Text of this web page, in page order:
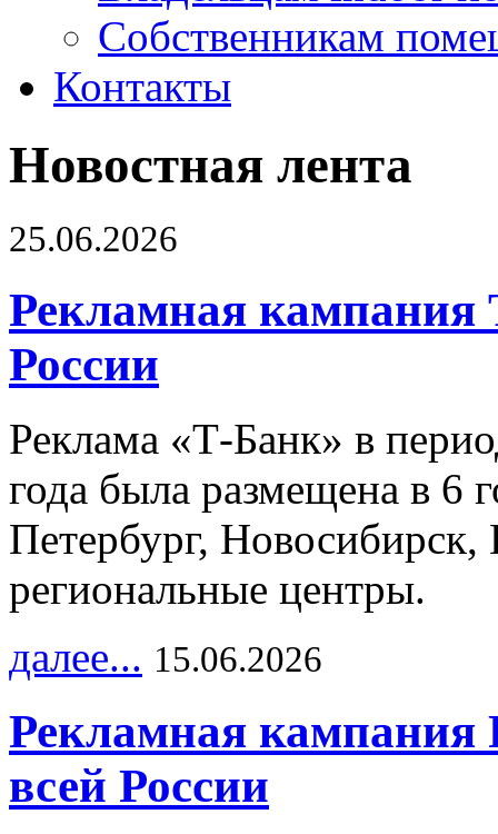
Собственникам
Контакты
Новостная лента
25.06.2026
Рекламная кампания
России
Реклама «Т-Банк» в
года была размещена в 6
Петербург,
региональные центры.
далее... 15.06.2026
Рекламная
всей России